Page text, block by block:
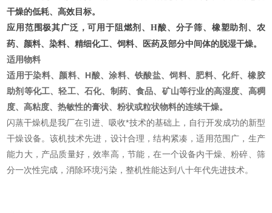
干燥的低耗、高效目标。
应用范围极其广泛，可用于阻燃剂、H酸、分子筛、橡塑助剂、农
药、颜料、染料、精细化工、饲料、医药及部分中间体的脱湿干燥。
适用物料
适用于染料、颜料、H酸、涂料、铁酸盐、饲料、肥料、化纤、橡胶
助剂等化工、轻工、石化、制药、食品、矿山等行业的高湿度、高稠
度、高粘度、热敏性的膏状、粉状或粒状物料的连续干燥。
闪蒸干燥机是我厂在引进、吸收*技术的基础上，自行开发成功的新型
干燥设备。该机技术先进，设计合理，结构紧凑，适用范围广，生产
能力大，产品质量好，效率高，节能，在一个设备内干燥、粉碎、筛
分一次性完成，消除环境污染，整机性能达到八十年代先进技术。